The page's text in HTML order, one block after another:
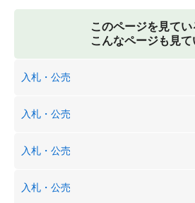
このページを見てい
こんなページも見
入札・公売
入札・公売
入札・公売
入札・公売